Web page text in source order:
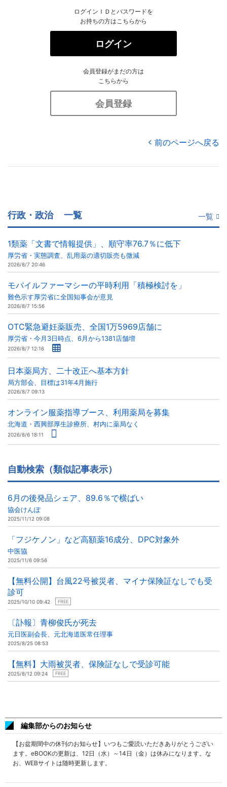
ログインＩＤとパスワードを
お持ちの方はこちらから
ログイン
会員登録がまだの方は
こちらから
会員登録
前のページへ戻る
行政・政治 一覧 一覧
1類薬「文書で情報提供」、順守率76.7％に低下
厚労省・実態調査、乱用薬の適切販売も微減
2026/8/7 20:46
モバイルファーマシーの平時利用「積極検討を」
難色示す厚労省に全国知事会が意見
2026/8/7 15:56
OTC緊急避妊薬販売、全国1万5969店舗に
厚労省・今月3日時点、6月から1381店舗増
2026/8/7 12:16
日本薬局方、二十改正へ基本方針
局方部会、目標は31年4月施行
2026/8/7 09:13
オンライン服薬指導ブース、利用薬局を募集
北海道・西興部厚生診療所、村内に薬局なく
2026/8/6 18:11
自動検索（類似記事表示）
6月の後発品シェア、89.6％で横ばい
協会けんぽ
2025/11/12 09:08
「フジケノン」など高額薬16成分、DPC対象外
中医協
2025/11/6 09:56
【無料公開】台風22号被災者、マイナ保険証なしでも受
診可
2025/10/10 09:42 FREE
〔訃報〕青柳俊氏が死去
元日医副会長、元北海道医常任理事
2025/8/25 08:53
【無料】大雨被災者、保険証なしで受診可能
2025/8/12 09:24 FREE
編集部からのお知らせ
【お盆期間中の休刊のお知らせ】いつもご愛読いただきありがとうござい
ます。eBOOKの更新は、12日（水）～14日（金）は休みになります。な
お、WEBサイトは随時更新します。